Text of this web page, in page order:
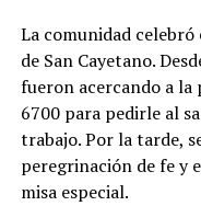
La comunidad celebró
de San Cayetano.
fueron acercando a la
6700 para pedirle al
trabajo. Por la tarde,
peregrinación de fe y
misa especial.